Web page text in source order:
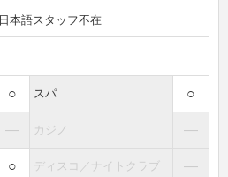
日本語スタッフ不在
○ スパ ○
― カジノ ―
○ ディスコ／ナイトクラブ ―